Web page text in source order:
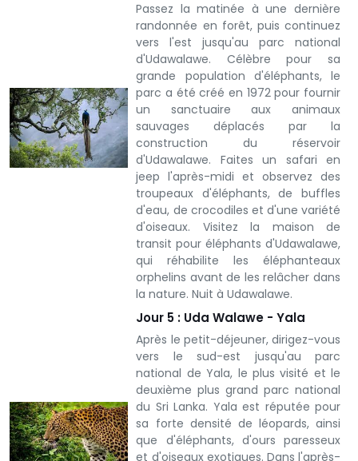
Passez la matinée à une dernière
randonnée en forêt, puis continuez
vers l'est jusqu'au parc national
d'Udawalawe. Célèbre pour sa
grande population d'éléphants, le
parc a été créé en 1972 pour fournir
un sanctuaire aux animaux
sauvages déplacés par la
construction du réservoir
d'Udawalawe. Faites un safari en
jeep l'après-midi et observez des
troupeaux d'éléphants, de buffles
d'eau, de crocodiles et d'une variété
d'oiseaux. Visitez la maison de
transit pour éléphants d'Udawalawe,
qui réhabilite les éléphanteaux
orphelins avant de les relâcher dans
la nature. Nuit à Udawalawe.
Jour 5 : Uda Walawe - Yala
Après le petit-déjeuner, dirigez-vous
vers le sud-est jusqu'au parc
national de Yala, le plus visité et le
deuxième plus grand parc national
du Sri Lanka. Yala est réputée pour
sa forte densité de léopards, ainsi
que d'éléphants, d'ours paresseux
et d'oiseaux exotiques. Dans l'après-